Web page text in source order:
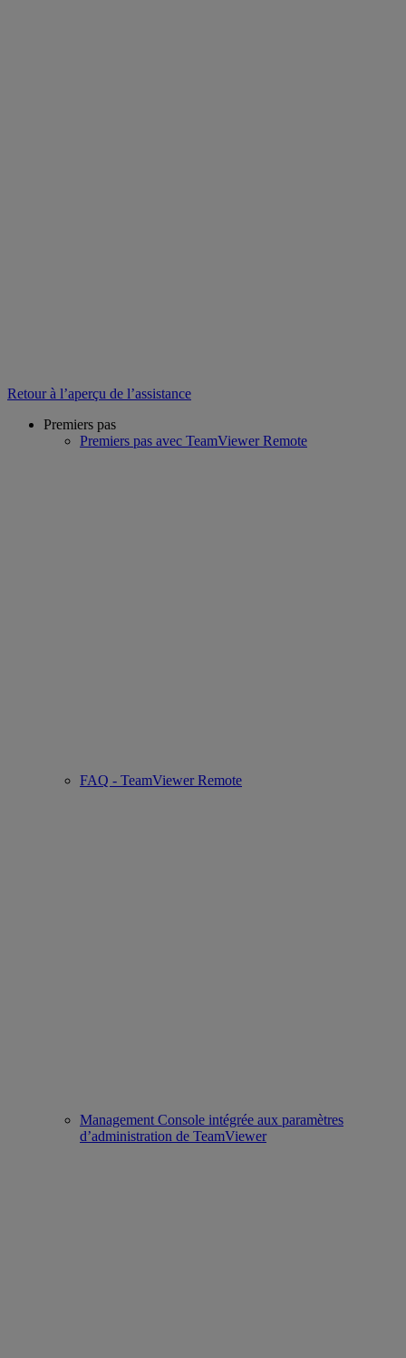
Retour à l’aperçu de l’assistance
Premiers pas
Premiers pas avec TeamViewer Remote
FAQ - TeamViewer Remote
Management Console intégrée aux paramètres
d’administration de TeamViewer